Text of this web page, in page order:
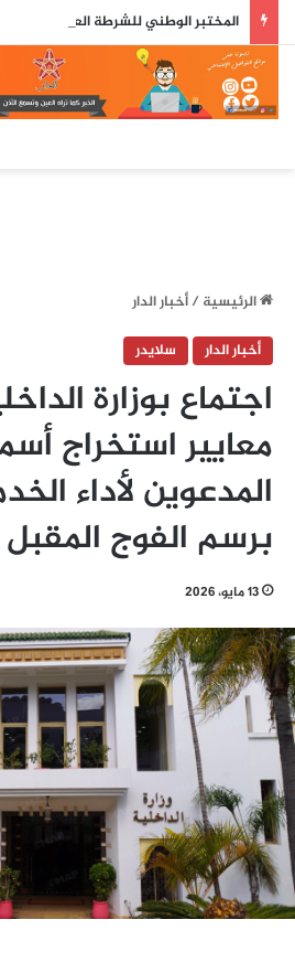
الرئيسية/أخبار الدار
أخبار الدار
سلايدر
اجتماع بوزارة
معايير استخراج
المدعوين لأداء
برسم الفوج
13 مايو، 2026